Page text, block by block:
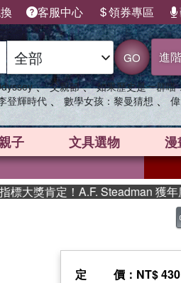
客服中心 領券專區
GO 進
、 父親節 、 如果歷史是一群喵
登輝時代 、 數學女孩：黎曼猜想 、
子 文具選物 漫
！A.F. Steadman 獲年度作家，
定價 ：NT$